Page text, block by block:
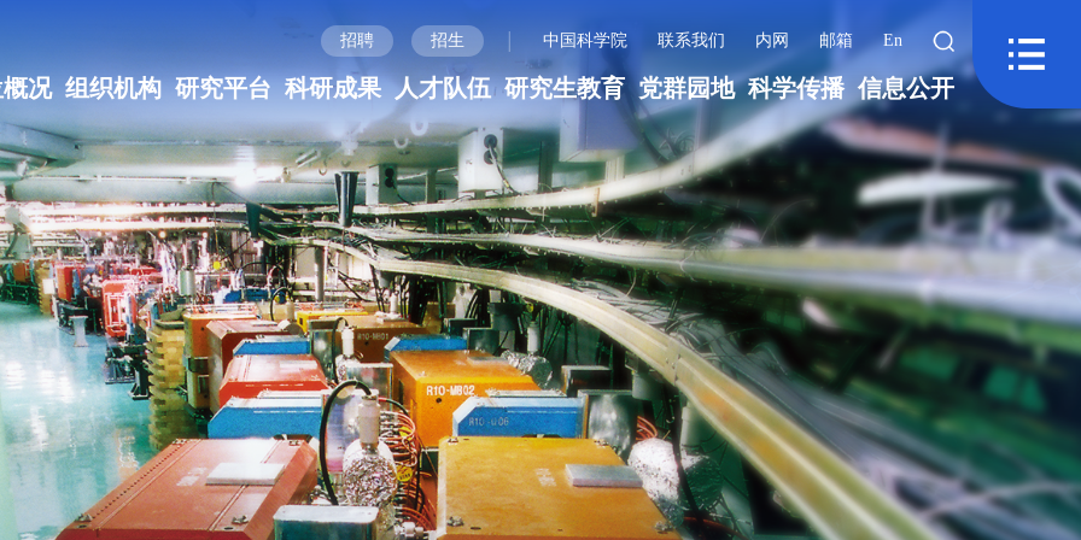
招聘 招生 | 中国科学院 联系我们 内网 邮箱 En
况 组织机构 研究平台 科研成果 人才队伍 研究生教育 党群园地 科学传播 信息公开